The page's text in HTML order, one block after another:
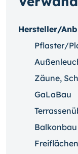
Hersteller/
Pflaster/
Zäune,
GaLaBau
Balkonbau